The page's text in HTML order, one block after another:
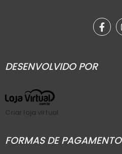
DESENVOLVIDO POR
Criar loja virtual
FORMAS DE PAGAMENTO